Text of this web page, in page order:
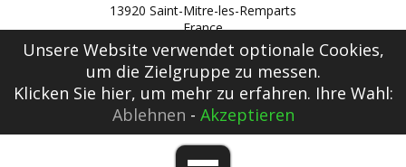
13920 Saint-Mitre-les-Remparts
France
Unsere Website verwendet optionale Cookies,
um die Zielgruppe zu messen.
Klicken Sie hier, um mehr zu erfahren. Ihre Wahl:
Ablehnen - Akzeptieren